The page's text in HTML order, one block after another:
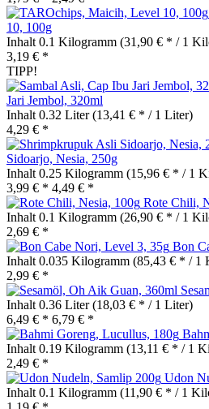
10, 100g
Inhalt 0.1 Kilogramm (31,90 € * / 1
3,19 € *
TIPP!
Jari Jembol, 320ml
Inhalt 0.32 Liter(13,41 € * / 1 Liter)
4,29 € *
Sidoarjo, Nesia, 250g
Inhalt 0.25 Kilogramm (15,96 € * / 1
3,99 € * 4,49 € *
Rote Chili,
Inhalt 0.1 Kilogramm (26,90 € * / 1
2,69 € *
Bon
Inhalt 0.035 Kilogramm (85,43 € * / 1
2,99 € *
Inhalt 0.36 Liter(18,03 € * / 1 Liter)
6,49 € * 6,79 € *
Inhalt 0.19 Kilogramm (13,11 € * / 1
2,49 € *
Udon
Inhalt 0.1 Kilogramm (11,90 € * / 1